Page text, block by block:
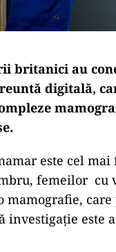
britanici au
digitală,
este cel
femeilor cu
mamografie,
investigație este